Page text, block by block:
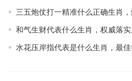
三五炮仗打一精准什么正确生肖
和气生财代表什么生肖，权威落
水花压岸指代表是什么生肖，最